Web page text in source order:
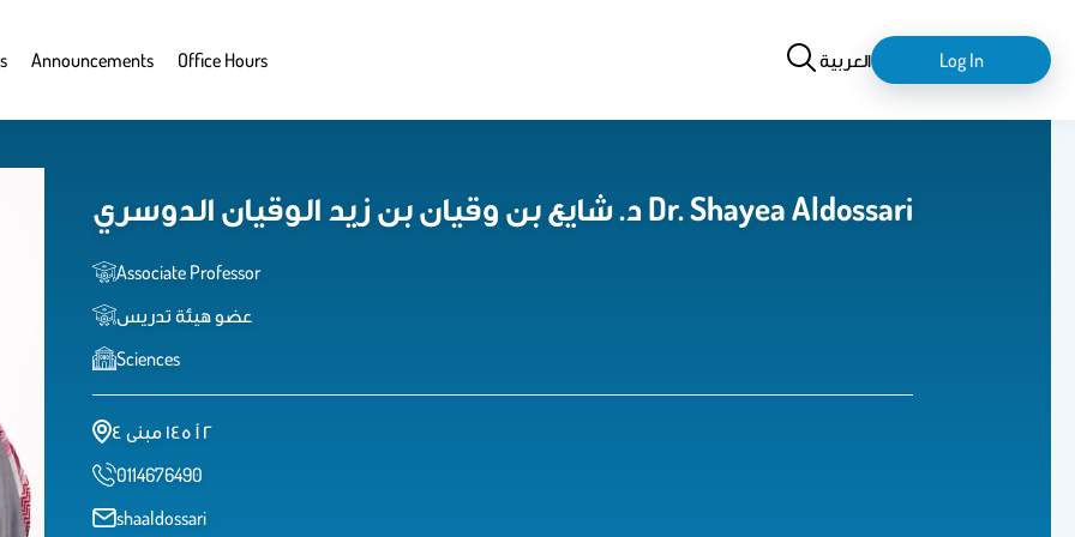
Announcements Office Hours Searchالعربيةlogin-
logout
Log In
د. شايع بن وقيان بن زيد الوقيان الدوسري Dr. Shayea Aldossari
Associate Professor
عضو هيئة تدريس
Sciences
٢ أ ١٤٥ مبنى ٤
0114676490
shaaldossari